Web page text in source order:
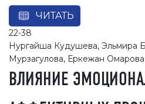
ЧИТАТЬ
22-38
Нургайша Кудушева, Эльмира
Мурзагулова, Еркежан
ВЛИЯНИЕ